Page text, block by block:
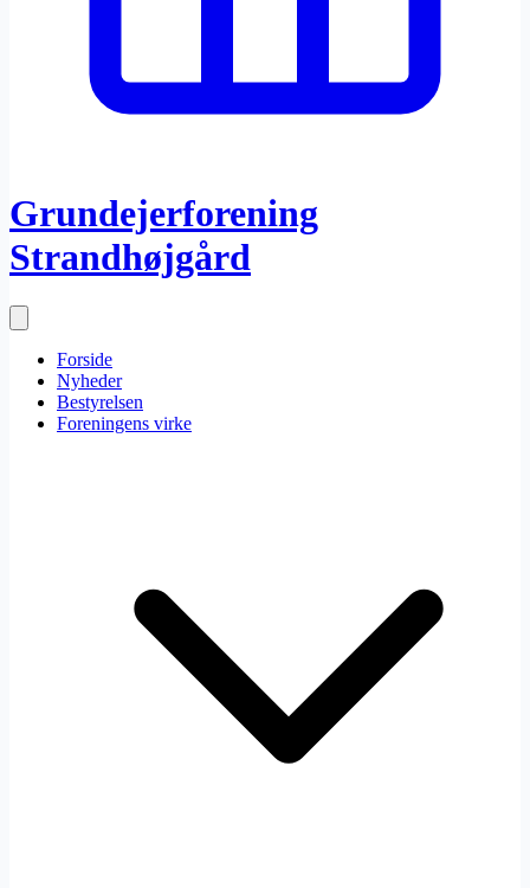
Grundejerforening
Strandhøjgård
Forside
Nyheder
Bestyrelsen
Foreningens virke